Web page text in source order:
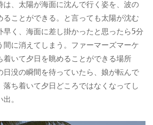
は、太陽が海面に沈んで行く姿を、波の
ることができる。と言っても太陽が沈む
早く、海面に差し掛かったと思ったら5分
間に消えてしまう。ファーマーズマーケ
着いて夕日を眺めることができる場所
日没の瞬間を待っていたら、娘が転んで
落ち着いて夕日どころではなくなってし
。